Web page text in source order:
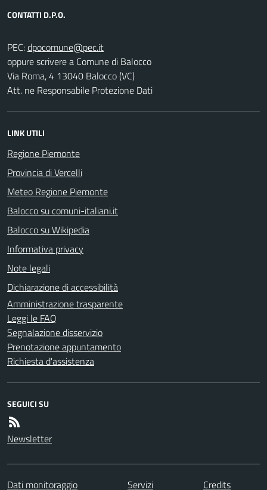
CONTATTI D.P.O.
PEC:
oppure scrivere a Comune di Balocco
Via Roma, 4 13040 Balocco (VC)
Att. ne Responsabile Protezione Dati
LINK UTILI
Regione Piemonte
Provincia di Vercelli
Meteo Regione Piemonte
Balocco su comuni-italiani.it
Balocco su Wikipedia
Informativa privacy
Note legali
Dichiarazione di accessibilità
Amministrazione trasparente
Leggi le FAQ
Segnalazione disservizio
Prenotazione appuntamento
Richiesta d'assistenza
SEGUICI SU
Newsletter
Dati monitoraggio Servizi Credits